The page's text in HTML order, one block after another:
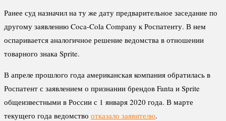
Ранее суд назначил на ту же дату предварительное заседание по
другому заявлению Coca-Cola Company к Роспатенту. В нем
оспаривается аналогичное решение ведомства в отношении
товарного знака Sprite.
В апреле прошлого года американская компания обратилась в
Роспатент с заявлением о признании брендов Fanta и Sprite
общеизвестными в России с 1 января 2020 года. В марте
текущего года ведомство отказало заявителю.